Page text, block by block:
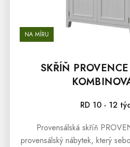
NA MÍRU
SKŘÍŇ
RD 10 - 12
Provensálská skříň
provensálský nábytek, který